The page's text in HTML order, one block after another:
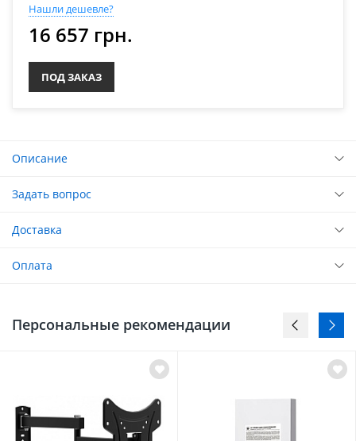
Нашли дешевле?
16 657 грн.
ПОД ЗАКАЗ
Описание
Задать вопрос
Доставка
Оплата
Персональные рекомендации